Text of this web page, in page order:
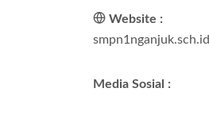
Website :
smpn1nganjuk.sch.id
Media Sosial :